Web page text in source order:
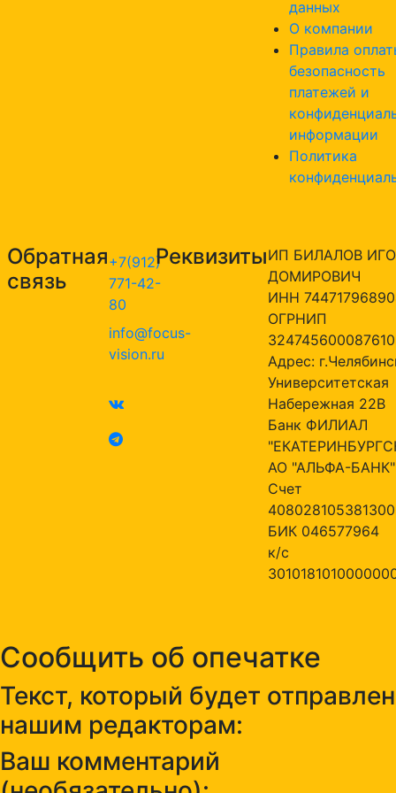
данных
О компании
Правила
безопасность
платежей и
информации
Политика
Обратная
связь
+7(912)
771-42-
80
info@focus-
vision.ru
РеквизитыИП БИЛАЛОВ
ДОМИРОВИЧ
ИНН
ОГРНИП
324745600087610
Адрес:
Университетская
Набережная 22В
Банк ФИЛИАЛ
АО "АЛЬФА-БАНК"
Счет
БИК 046577964
к/с
Сообщить об опечатке
Текст, который будет отправлен
нашим редакторам:
Ваш комментарий